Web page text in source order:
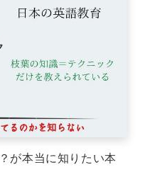
が本当に知りたい本